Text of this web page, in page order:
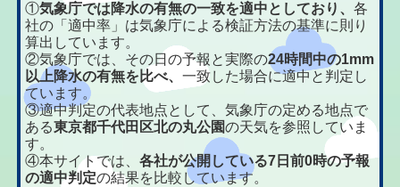
①気象庁では降水の有無の一致を適中としており、各
社の「適中率」は気象庁による検証方法の基準に則り
算出しています。
②気象庁では、その日の予報と実際の24時間中の1mm
以上降水の有無を比べ、一致した場合に適中と判定し
ています。
③適中判定の代表地点として、気象庁の定める地点で
ある東京都千代田区北の丸公園の天気を参照していま
す。
④本サイトでは、各社が公開している7日前0時の予報
の適中判定の結果を比較しています。